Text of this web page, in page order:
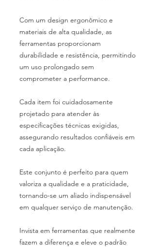
Com um design ergonômico e
materiais de alta qualidade, as
ferramentas proporcionam
durabilidade e resistência, permitindo
um uso prolongado sem
comprometer a performance.
Cada item foi cuidadosamente
projetado para atender às
especificações técnicas exigidas,
assegurando resultados confiáveis em
cada aplicação.
Este conjunto é perfeito para quem
valoriza a qualidade e a praticidade,
tornando-se um aliado indispensável
em qualquer serviço de manutenção.
Invista em ferramentas que realmente
fazem a diferença e eleve o padrão